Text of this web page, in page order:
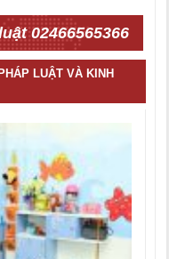
02466565366
LUẬT VÀ KINH